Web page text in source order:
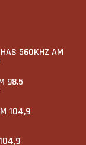
560KHZ AM
98.5
104,9